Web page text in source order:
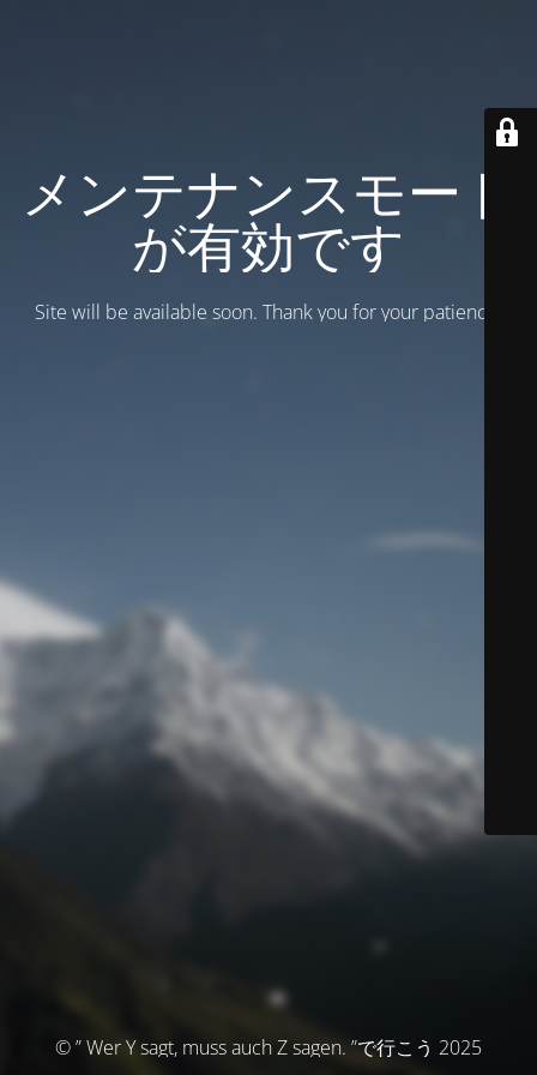
メンテナンスモード
が有効です
Site will be available soon. Thank you for your patience!
© ” Wer Y sagt, muss auch Z sagen. ”で行こう 2025